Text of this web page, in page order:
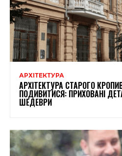
АРХІТЕКТУРА
АРХІТЕКТУРА СТАРОГО
ПОДИВИТИСЯ: ПРИХОВАНІ
ШЕДЕВРИ